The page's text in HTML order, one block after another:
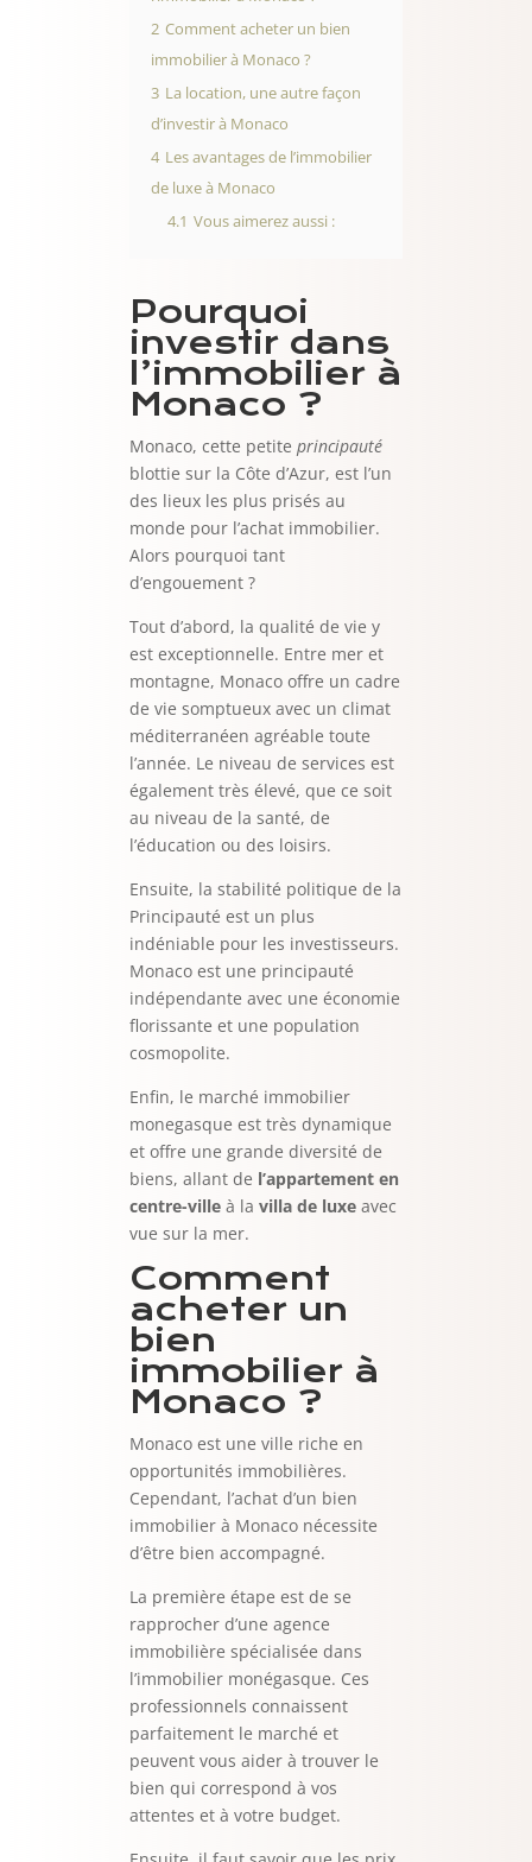
2 Comment acheter un bien
immobilier à Monaco ?
3 La location, une autre façon
d’investir à Monaco
4 Les avantages de l’immobilier
de luxe à Monaco
4.1 Vous aimerez aussi :
Pourquoi
investir dans
l’immobilier à
Monaco ?
Monaco, cette petite principauté
blottie sur la Côte d’Azur, est l’un
des lieux les plus prisés au
monde pour l’achat immobilier.
Alors pourquoi tant
d’engouement ?
Tout d’abord, la qualité de vie y
est exceptionnelle. Entre mer et
montagne, Monaco offre un cadre
de vie somptueux avec un climat
méditerranéen agréable toute
l’année. Le niveau de services est
également très élevé, que ce soit
au niveau de la santé, de
l’éducation ou des loisirs.
Ensuite, la stabilité politique de la
Principauté est un plus
indéniable pour les investisseurs.
Monaco est une principauté
indépendante avec une économie
florissante et une population
cosmopolite.
Enfin, le marché immobilier
monegasque est très dynamique
et offre une grande diversité de
biens, allant de l’appartement en
centre-villeà la villa de luxeavec
vue sur la mer.
Comment
acheter un
bien
immobilier à
Monaco ?
Monaco est une ville riche en
opportunités immobilières.
Cependant, l’achat d’un bien
immobilier à Monaco nécessite
d’être bien accompagné.
La première étape est de se
rapprocher d’une agence
immobilière spécialisée dans
l’immobilier monégasque. Ces
professionnels connaissent
parfaitement le marché et
peuvent vous aider à trouver le
bien qui correspond à vos
attentes et à votre budget.